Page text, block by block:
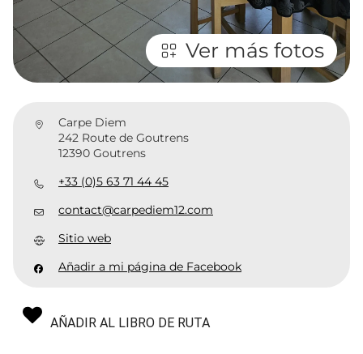
Ver más fotos
Carpe Diem
242 Route de Goutrens
12390 Goutrens
+33 (0)5 63 71 44 45
contact@carpediem12.com
Sitio web
Añadir a mi página de Facebook
AÑADIR AL LIBRO DE RUTA